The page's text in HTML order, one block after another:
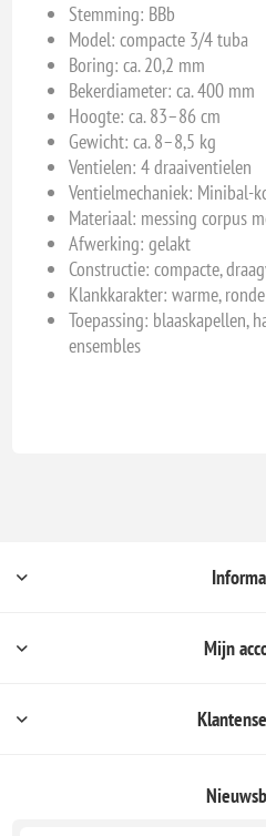
Stemming: BBb
Model: compacte 3/4 tuba
Boring: ca. 20,2 mm
Bekerdiameter: ca. 400 mm
Hoogte: ca. 83–86 cm
Gewicht: ca. 8–8,5 kg
Ventielen: 4 draaiventielen
Ventielmechaniek: Minibal-
Materiaal: messing corpus
Afwerking: gelakt
Constructie: compacte,
Klankkarakter: warme,
Toepassing: blaaskapellen,
ensembles
Mijn